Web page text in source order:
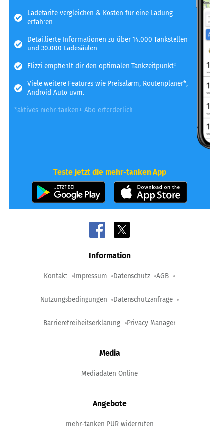
Ladetarife vergleichen & Kosten für eine Ladung
erfahren
Detaillierte Informationen zu über 14.000 Tankstellen
und 30.000 Ladesäulen
Flizzi empfiehlt dir den optimalen Tankzeitpunkt*
Viele weitere Features wie Preisalarm, Routenplaner*,
Android Auto uvm.
*aktives mehr-tanken+ Abo erforderlich
Teste jetzt die mehr-tanken App
Information
Kontakt Impressum Datenschutz AGB
Nutzungsbedingungen Datenschutzanfrage
Barrierefreiheitserklärung Privacy Manager
Media
Mediadaten Online
Angebote
mehr-tanken PUR widerrufen